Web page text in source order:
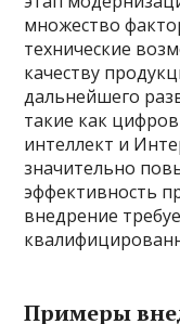
множество
технические
качеству
дальнейшего
такие как
интеллект и
значительно
эффективность
внедрение
Примеры